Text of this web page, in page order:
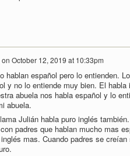
on October 12, 2019 at 10:33pm
hablan español pero lo entienden.
y no lo entiende muy bien. El
abuela nos habla español y lo
abuela.
Julián habla puro inglés
padres que hablan mucho mas
mas. Cuando padres se